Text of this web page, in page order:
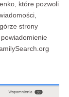
które pozwoli
strony